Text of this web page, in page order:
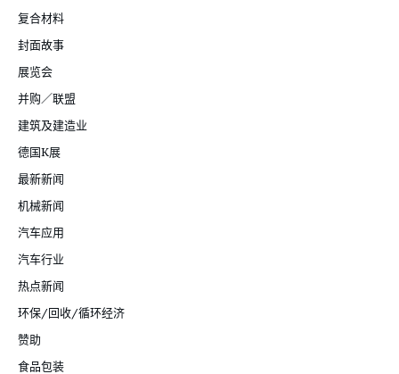
复合材料
封面故事
展览会
并购／联盟
建筑及建造业
德国K展
最新新闻
机械新闻
汽车应用
汽车行业
热点新闻
环保/回收/循环经济
赞助
食品包装